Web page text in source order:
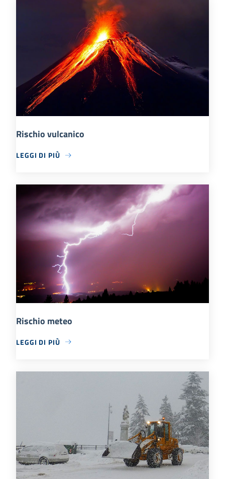
Rischio vulcanico
LEGGI DI PIÙ
Rischio meteo
LEGGI DI PIÙ